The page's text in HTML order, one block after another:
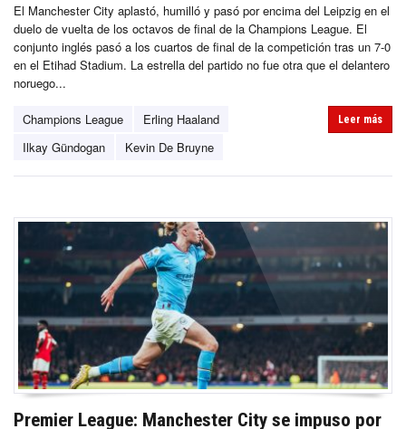
El Manchester City aplastó, humilló y pasó por encima del Leipzig en el
duelo de vuelta de los octavos de final de la Champions League. El
conjunto inglés pasó a los cuartos de final de la competición tras un 7-0
en el Etihad Stadium. La estrella del partido no fue otra que el delantero
noruego...
Champions League
Erling Haaland
Ilkay Gündogan
Kevin De Bruyne
Leer más
Premier League: Manchester City se impuso por